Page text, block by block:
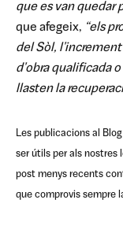
que es van quedar
que afegeix, “els
del Sòl,
d'obra qualificada
llasten la
Les publicacions al
ser útils per als nostres
post menys recents
que comprovis sempre